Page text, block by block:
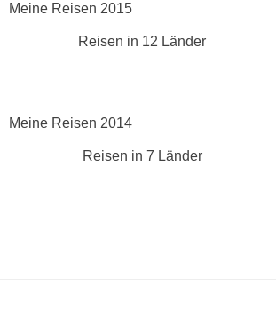
Meine Reisen 2015
Reisen in 12 Länder
Meine Reisen 2014
Reisen in 7 Länder